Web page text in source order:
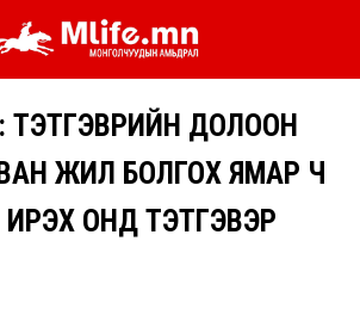
ТЭТГЭВРИЙН ДОЛООН
ЖИЛ БОЛГОХ ЯМАР Ч
ИРЭХ ОНД ТЭТГЭВЭР